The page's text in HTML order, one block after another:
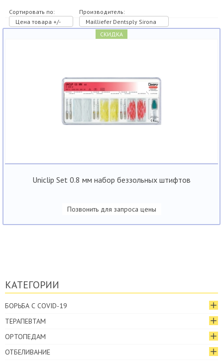
Сортировать по:
Цена товара +/-
Производитель:
Mailliefer Dentsply Sirona
СКИДКА
Uniclip Set 0.8 мм набор беззольных штифтов
Позвонить для запроса цены
КАТЕГОРИИ
БОРЬБА С COVID-19
ТЕРАПЕВТАМ
ОРТОПЕДАМ
ОТБЕЛИВАНИЕ